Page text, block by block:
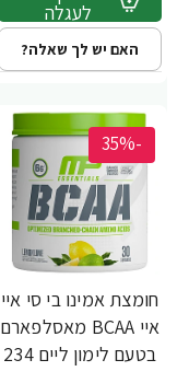
לעגלה
האם יש לך שאלה?
-35%
חומצת אמינו בי סי איי
איי BCAA מאסלפארם
בטעם לימון ליים 234